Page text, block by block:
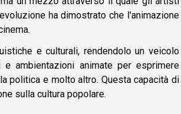
ha dimostrato che l'animazione
e culturali, rendendolo un veicolo
ambientazioni animate per esprimere
politica e molto altro. Questa capacità di
sulla cultura popolare.